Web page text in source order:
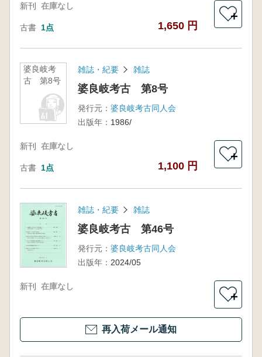
新刊 在庫なし
古書 1点 1,650 円
＋
婆良岐考
古 第8号
雑誌・紀要 雑誌
婆良岐考古 第8号
発行元： 婆良岐考古同人会
出版年： 1986/
新刊 在庫なし
古書 1点 1,100 円
＋
雑誌・紀要 雑誌
婆良岐考古 第46号
発行元： 婆良岐考古同人会
出版年： 2024/05
新刊 在庫なし
＋
再入荷メール通知